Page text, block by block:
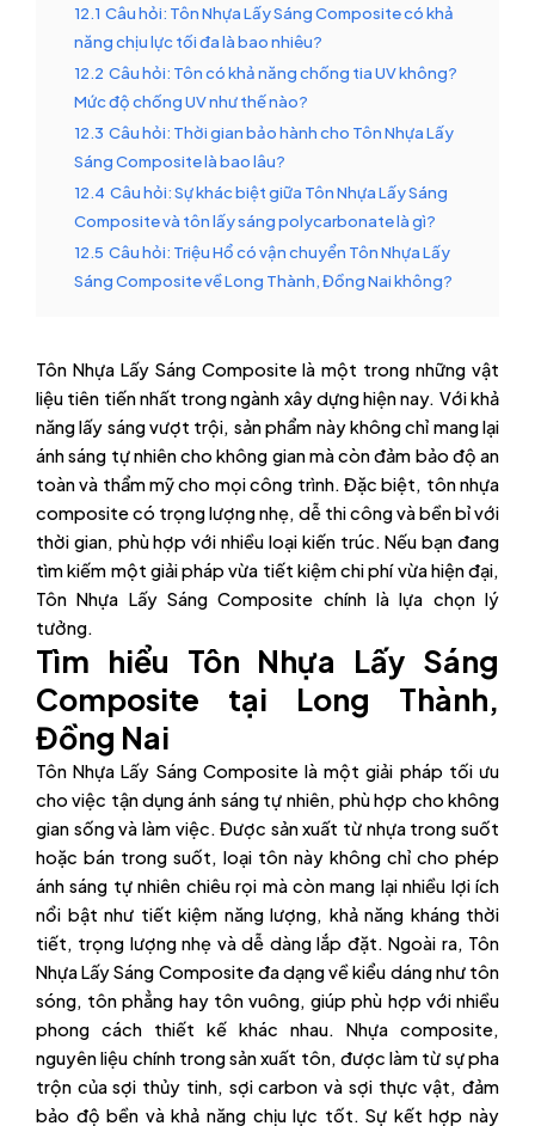
12.1 Câu hỏi: Tôn Nhựa Lấy Sáng Composite có khả
năng chịu lực tối đa là bao nhiêu?
12.2 Câu hỏi: Tôn có khả năng chống tia UV không?
Mức độ chống UV như thế nào?
12.3 Câu hỏi: Thời gian bảo hành cho Tôn Nhựa Lấy
Sáng Composite là bao lâu?
12.4 Câu hỏi: Sự khác biệt giữa Tôn Nhựa Lấy Sáng
Composite và tôn lấy sáng polycarbonate là gì?
12.5 Câu hỏi: Triệu Hổ có vận chuyển Tôn Nhựa Lấy
Sáng Composite về Long Thành, Đồng Nai không?
Tôn Nhựa Lấy Sáng Composite là một trong những vật
liệu tiên tiến nhất trong ngành xây dựng hiện nay. Với khả
năng lấy sáng vượt trội, sản phẩm này không chỉ mang lại
ánh sáng tự nhiên cho không gian mà còn đảm bảo độ an
toàn và thẩm mỹ cho mọi công trình. Đặc biệt, tôn nhựa
composite có trọng lượng nhẹ, dễ thi công và bền bỉ với
thời gian, phù hợp với nhiều loại kiến trúc. Nếu bạn đang
tìm kiếm một giải pháp vừa tiết kiệm chi phí vừa hiện đại,
Tôn Nhựa Lấy Sáng Composite chính là lựa chọn lý
tưởng.
Tìm hiểu Tôn Nhựa Lấy Sáng
Composite tại Long Thành,
Đồng Nai
Tôn Nhựa Lấy Sáng Composite là một giải pháp tối ưu
cho việc tận dụng ánh sáng tự nhiên, phù hợp cho không
gian sống và làm việc. Được sản xuất từ nhựa trong suốt
hoặc bán trong suốt, loại tôn này không chỉ cho phép
ánh sáng tự nhiên chiêu rọi mà còn mang lại nhiều lợi ích
nổi bật như tiết kiệm năng lượng, khả năng kháng thời
tiết, trọng lượng nhẹ và dễ dàng lắp đặt. Ngoài ra, Tôn
Nhựa Lấy Sáng Composite đa dạng về kiểu dáng như tôn
sóng, tôn phẳng hay tôn vuông, giúp phù hợp với nhiều
phong cách thiết kế khác nhau. Nhựa composite,
nguyên liệu chính trong sản xuất tôn, được làm từ sự pha
trộn của sợi thủy tinh, sợi carbon và sợi thực vật, đảm
bảo độ bền và khả năng chịu lực tốt. Sự kết hợp này